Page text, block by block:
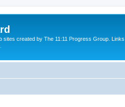
sites created by The 11:11 Progress Group.